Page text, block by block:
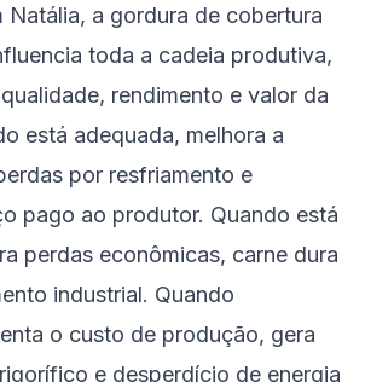
Natália, a gordura de cobertura
toda a cadeia produtiva,
rendimento e valor da
está adequada, melhora a
por resfriamento e
pago ao produtor. Quando está
perdas econômicas, carne dura
industrial. Quando
o custo de produção, gera
e desperdício de energia